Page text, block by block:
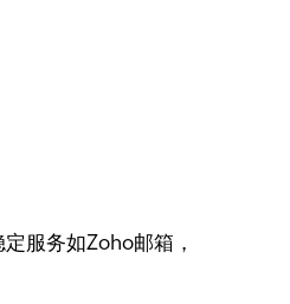
服务如Zoho邮箱，